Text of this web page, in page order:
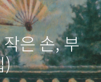
은 손, 부
)